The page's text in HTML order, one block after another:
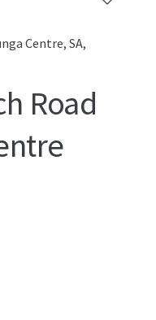
Centre, SA,
Road